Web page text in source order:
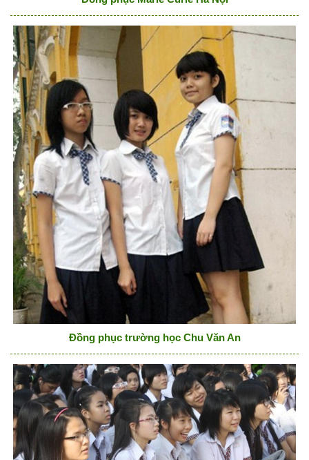
Đồng phục trường học Chu Văn An